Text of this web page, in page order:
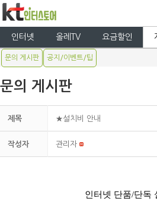
인터넷 올레TV 요금할인
문의 게시판 공지/이벤트/팁
문의 게시판
제목 ★설치비 안내
작성자 관리자
인터넷 단품/단독